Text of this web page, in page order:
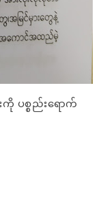
ပစ္စည်းရောက်